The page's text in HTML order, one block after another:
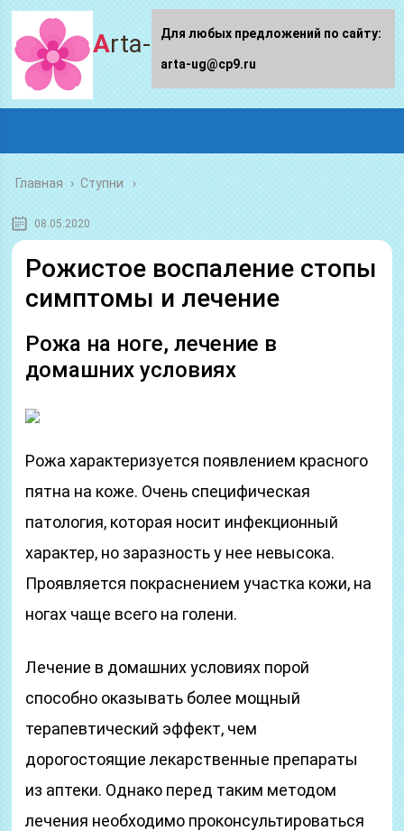
Arta-ug.ru
Главная › Ступни
08.05.2020
Рожистое воспаление стопы
симптомы и лечение
Рожа на ноге, лечение в
домашних условиях
Рожа характеризуется появлением красного
пятна на коже. Очень специфическая
патология, которая носит инфекционный
характер, но заразность у нее невысока.
Проявляется покраснением участка кожи, на
ногах чаще всего на голени.
Лечение в домашних условиях порой
способно оказывать более мощный
терапевтический эффект, чем
дорогостоящие лекарственные препараты
из аптеки. Однако перед таким методом
лечения необходимо проконсультироваться
Для любых предложений по сайту:
arta-ug@cp9.ru